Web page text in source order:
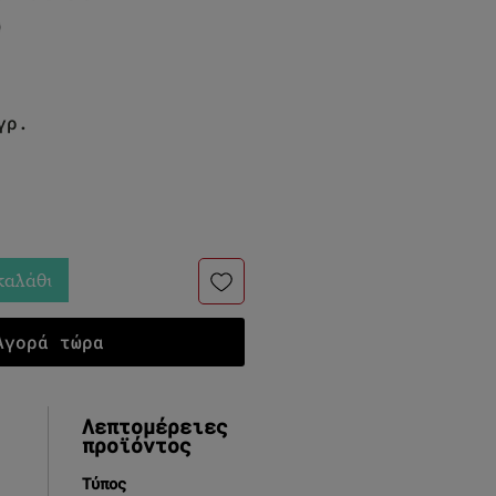
τώρα
Λεπτομέρειες
προϊόντος
Τύπος